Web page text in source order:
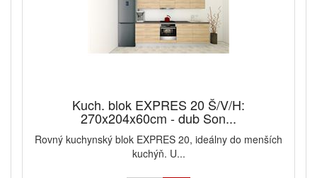
Kuch. blok EXPRES 20 Š/V/H:
270x204x60cm - dub Son...
Rovný kuchynský blok EXPRES 20, ideálny do menších
kuchýň. U...